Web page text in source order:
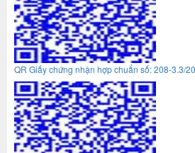
QR Giấy chứng nhận hợp chuẩn số: 208-3.3/